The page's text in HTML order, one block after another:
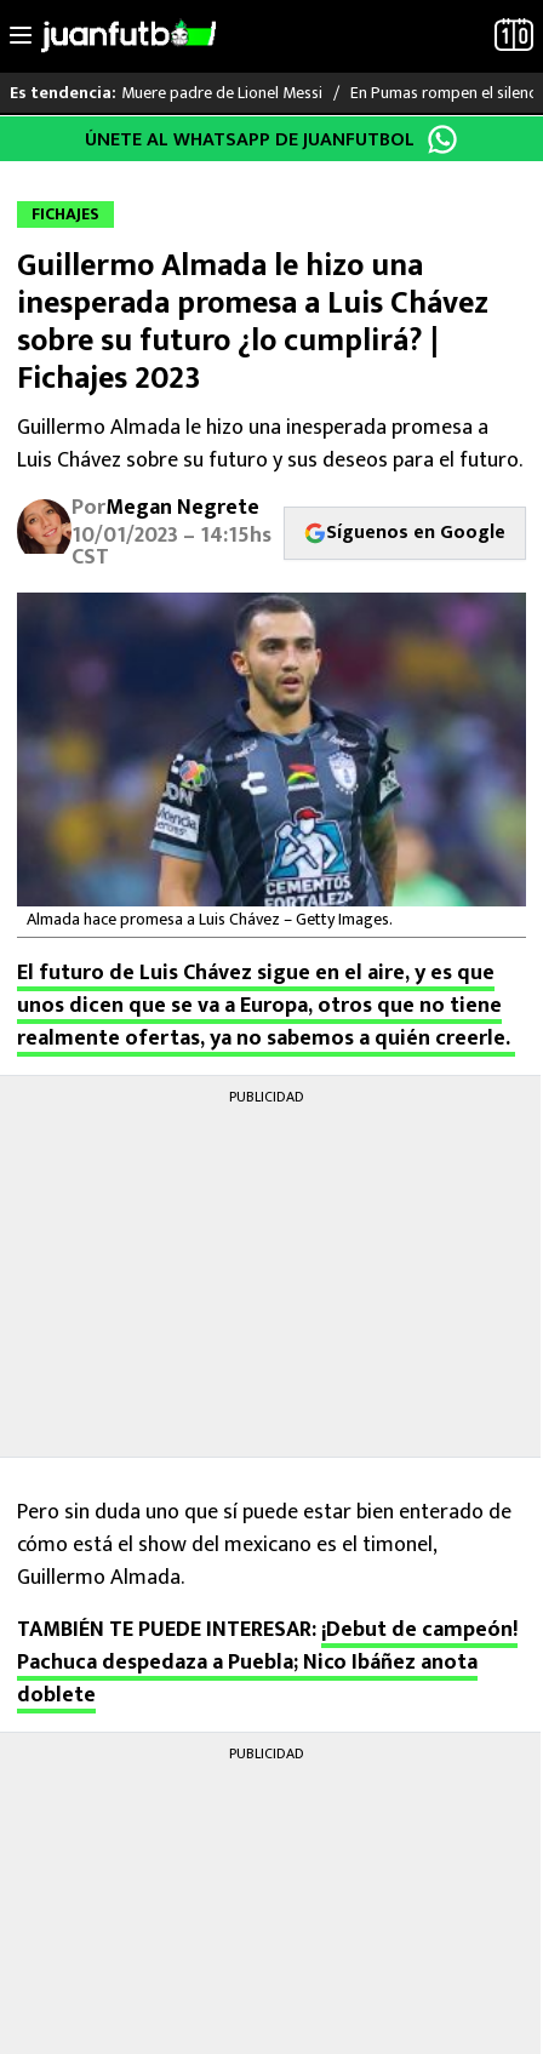
al
Es tendencia: Muere padre de Lionel Messi En Pumas rompen el
LO ÚLTIMO
LIGA MX
RAYADOS
PUMAS
ATLANTE
SELECCIÓN MEXICANA
FUTBOL INTERNACIONAL
MEXICANOS EN EL EXTRANJERO
BOXEO
LIGA MX
ÚNETE AL WHATSAPP DE JUANFUTBOL
FICHAJES
Guillermo Almada le hizo una
inesperada promesa a Luis Chávez
sobre su futuro ¿lo cumplirá? |
Fichajes 2023
Guillermo Almada le hizo una inesperada promesa a
Luis Chávez sobre su futuro y sus deseos para el futuro.
PorMegan Negrete
10/01/2023 – 14:15hs
CST
Síguenos en Google
Almada hace promesa a Luis Chávez – Getty Images.
El futuro de Luis Chávez sigue en el aire, y es que
unos dicen que se va a Europa, otros que no tiene
realmente ofertas, ya no sabemos a quién creerle.
PUBLICIDAD
Pero sin duda uno que sí puede estar bien enterado de
cómo está el show del mexicano es el timonel,
Guillermo Almada.
TAMBIÉN TE PUEDE INTERESAR:¡Debut de campeón!
Pachuca despedaza a Puebla; Nico Ibáñez anota
doblete
PUBLICIDAD